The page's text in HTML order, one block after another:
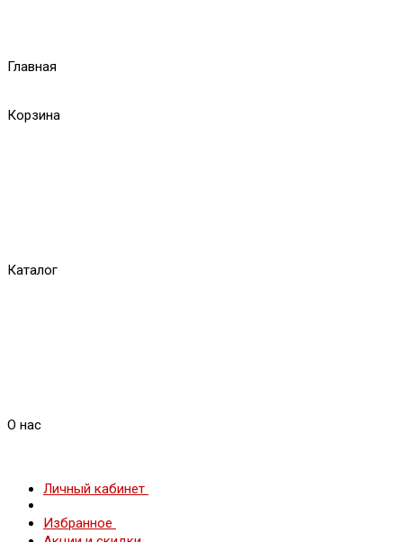
Главная
Корзина
Каталог
О нас
Личный кабинет
Избранное